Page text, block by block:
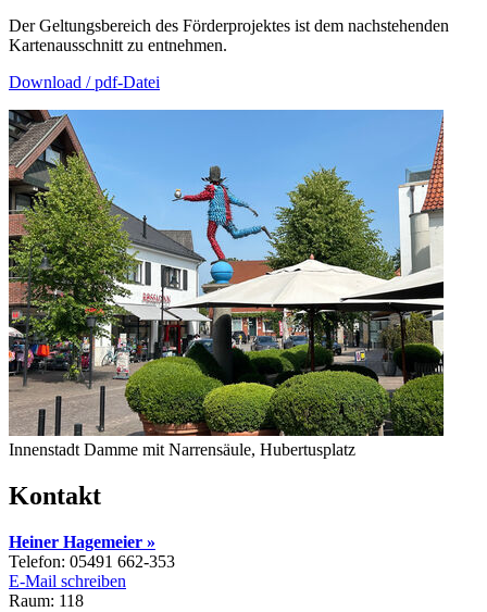
Der Geltungsbereich des Förderprojektes ist dem nachstehenden
Kartenausschnitt zu entnehmen.
Download / pdf-Datei
Innenstadt Damme mit Narrensäule, Hubertusplatz
Kontakt
Heiner Hagemeier »
Telefon: 05491 662-353
E-Mail schreiben
Raum: 118